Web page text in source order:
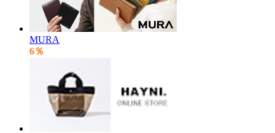
MURA
6％